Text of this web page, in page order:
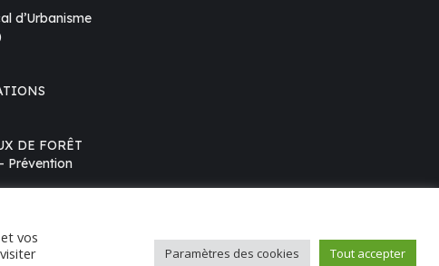
d’Urbanisme
DE FORÊT
Prévention
vos
Paramètres des cookies Tout accepter